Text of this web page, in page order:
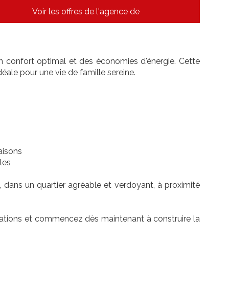
Voir les offres de l'agence de
confort optimal et des économies d'énergie. Cette
pour une vie de famille sereine.
dans un quartier agréable et verdoyant, à proximité
et commencez dès maintenant à construire la